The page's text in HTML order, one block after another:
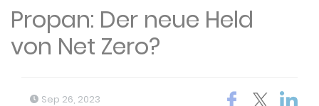
Propan: Der neue Held
von Net Zero?
Sep 26, 2023